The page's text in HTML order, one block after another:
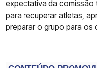
expectativa da comissão
para recuperar atletas,
preparar o grupo para os